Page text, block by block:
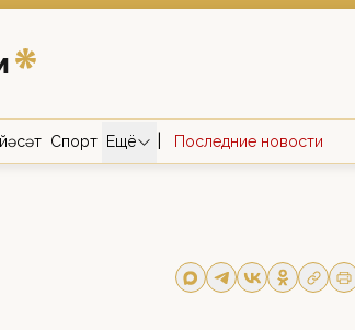
Спорт Ещё Последние новости